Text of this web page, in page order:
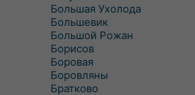
Большая Ухолода
Большевик
Большой Рожан
Борисов
Боровая
Боровляны
Братково